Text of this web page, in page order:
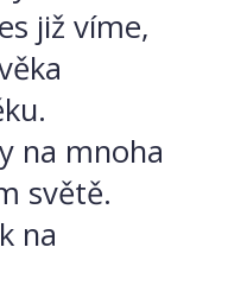
již víme,
na mnoha
světě.
na